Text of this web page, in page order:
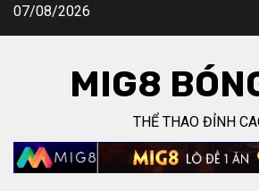
Skip07/08/2026
MIG8
THỂ THAO ĐỈNH